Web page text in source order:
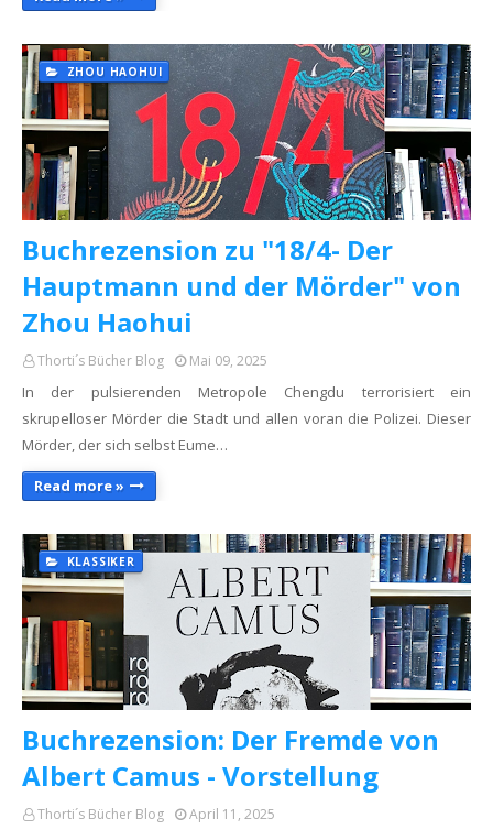
ZHOU HAOHUI
Buchrezension zu "18/4- Der
Hauptmann und der Mörder" von
Zhou Haohui
Thorti´s Bücher Blog Mai 09, 2025
In der pulsierenden Metropole Chengdu terrorisiert ein
skrupelloser Mörder die Stadt und allen voran die Polizei. Dieser
Mörder, der sich selbst Eume…
Read more »
KLASSIKER
Buchrezension: Der Fremde von
Albert Camus - Vorstellung
Thorti´s Bücher Blog April 11, 2025